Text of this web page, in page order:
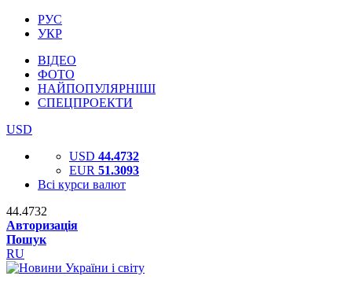
РУС
УКР
ВІДЕО
ФОТО
НАЙПОПУЛЯРНІШІ
СПЕЦПРОЕКТИ
USD
USD 44.4732
EUR 51.3093
Всі курси валют
44.4732
Авторизація
Пошук
RU